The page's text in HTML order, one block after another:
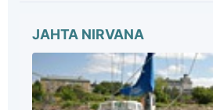
JAHTA NIRVANA